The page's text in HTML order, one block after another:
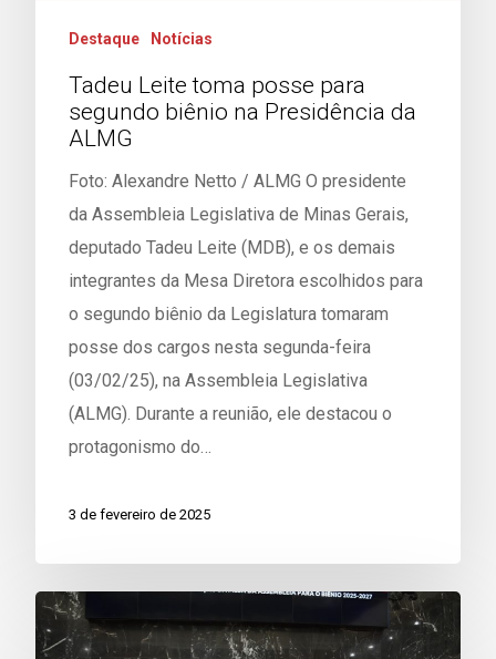
Destaque Notícias
Tadeu Leite toma posse para
segundo biênio na Presidência da
ALMG
Foto: Alexandre Netto / ALMG O presidente
da Assembleia Legislativa de Minas Gerais,
deputado Tadeu Leite (MDB), e os demais
integrantes da Mesa Diretora escolhidos para
o segundo biênio da Legislatura tomaram
posse dos cargos nesta segunda-feira
(03/02/25), na Assembleia Legislativa
(ALMG). Durante a reunião, ele destacou o
protagonismo do…
3 de fevereiro de 2025